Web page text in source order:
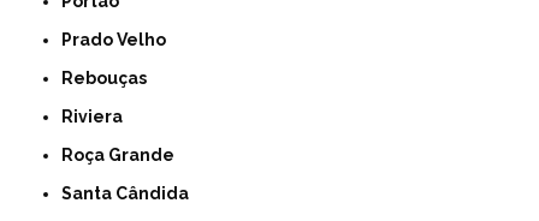
Prado Velho
Rebouças
Riviera
Roça Grande
Santa Cândida